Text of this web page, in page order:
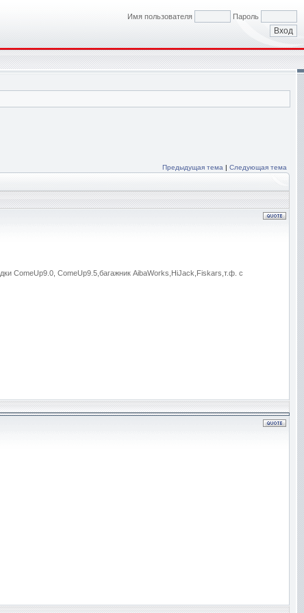
Имя пользователя Пароль
Предыдущая тема | Следующая тема
ComeUp9.0, ComeUp9.5,багажник AibaWorks,HiJack,Fiskars,т.ф. с